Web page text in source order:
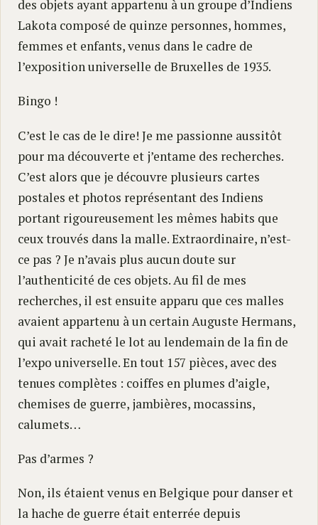
des objets ayant appartenu à un groupe d’Indiens
Lakota composé de quinze personnes, hommes,
femmes et enfants, venus dans le cadre de
l’exposition universelle de Bruxelles de 1935.
Bingo !
C’est le cas de le dire! Je me passionne aussitôt
pour ma découverte et j’entame des recherches.
C’est alors que je découvre plusieurs cartes
postales et photos représentant des Indiens
portant rigoureusement les mêmes habits que
ceux trouvés dans la malle. Extraordinaire, n’est-
ce pas ? Je n’avais plus aucun doute sur
l’authenticité de ces objets. Au fil de mes
recherches, il est ensuite apparu que ces malles
avaient appartenu à un certain Auguste Hermans,
qui avait racheté le lot au lendemain de la fin de
l’expo universelle. En tout 157 pièces, avec des
tenues complètes : coiffes en plumes d’aigle,
chemises de guerre, jambières, mocassins,
calumets…
Pas d’armes ?
Non, ils étaient venus en Belgique pour danser et
la hache de guerre était enterrée depuis